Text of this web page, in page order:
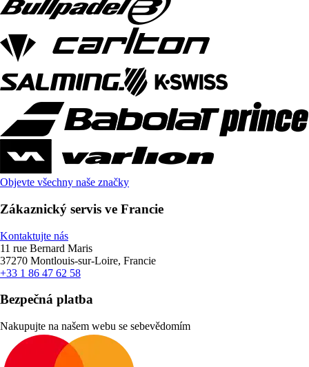
Objevte všechny naše značky
Zákaznický servis ve Francie
Kontaktujte nás
11 rue Bernard Maris
37270 Montlouis-sur-Loire, Francie
+33 1 86 47 62 58
Bezpečná platba
Nakupujte na našem webu se sebevědomím